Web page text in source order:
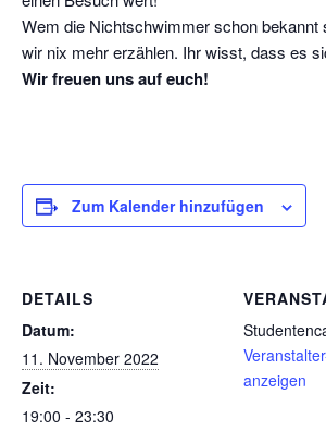
Wem die Nichtschwimmer schon bekannt
wir nix mehr erzählen. Ihr wisst, dass es
Wir freuen uns auf euch!
Zum Kalender hinzufügen
DETAILS
Datum:
11. November 2022
Zeit:
19:00 - 23:30
anzeigen